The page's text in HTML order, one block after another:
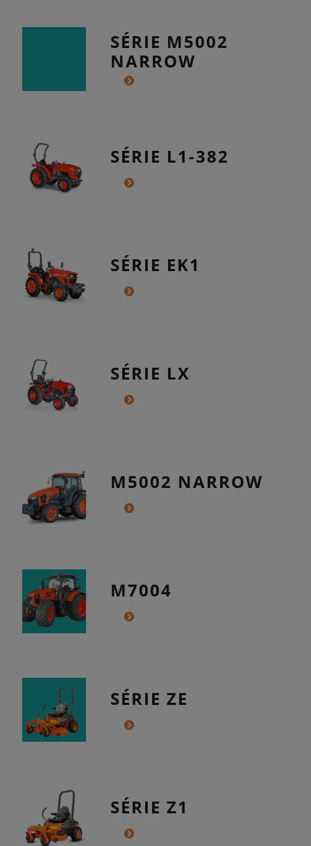
SÉRIE M5002
NARROW
SÉRIE L1-382
SÉRIE EK1
SÉRIE LX
M5002 NARROW
M7004
SÉRIE ZE
SÉRIE Z1